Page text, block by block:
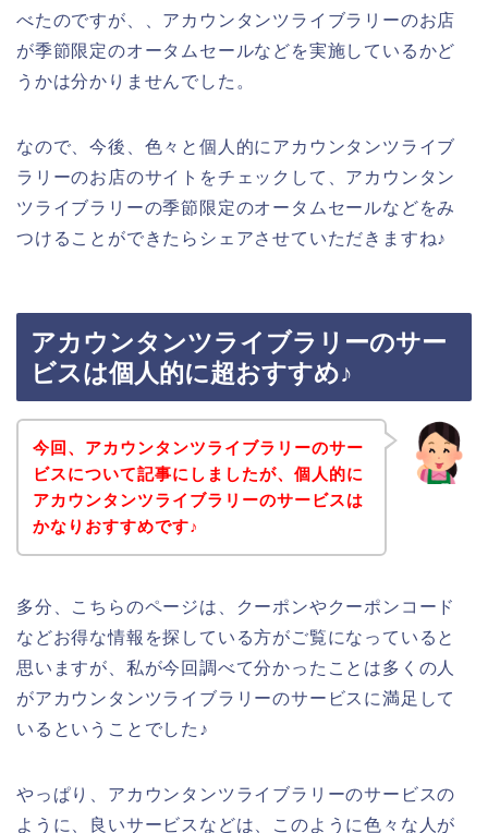
べたのですが、、アカウンタンツライブラリーのお店
が季節限定のオータムセールなどを実施しているかど
うかは分かりませんでした。
なので、今後、色々と個人的にアカウンタンツライブ
ラリーのお店のサイトをチェックして、アカウンタン
ツライブラリーの季節限定のオータムセールなどをみ
つけることができたらシェアさせていただきますね♪
アカウンタンツライブラリーのサー
ビスは個人的に超おすすめ♪
今回、アカウンタンツライブラリーのサー
ビスについて記事にしましたが、個人的に
アカウンタンツライブラリーのサービスは
かなりおすすめです♪
多分、こちらのページは、クーポンやクーポンコード
などお得な情報を探している方がご覧になっていると
思いますが、私が今回調べて分かったことは多くの人
がアカウンタンツライブラリーのサービスに満足して
いるということでした♪
やっぱり、アカウンタンツライブラリーのサービスの
ように、良いサービスなどは、このように色々な人が